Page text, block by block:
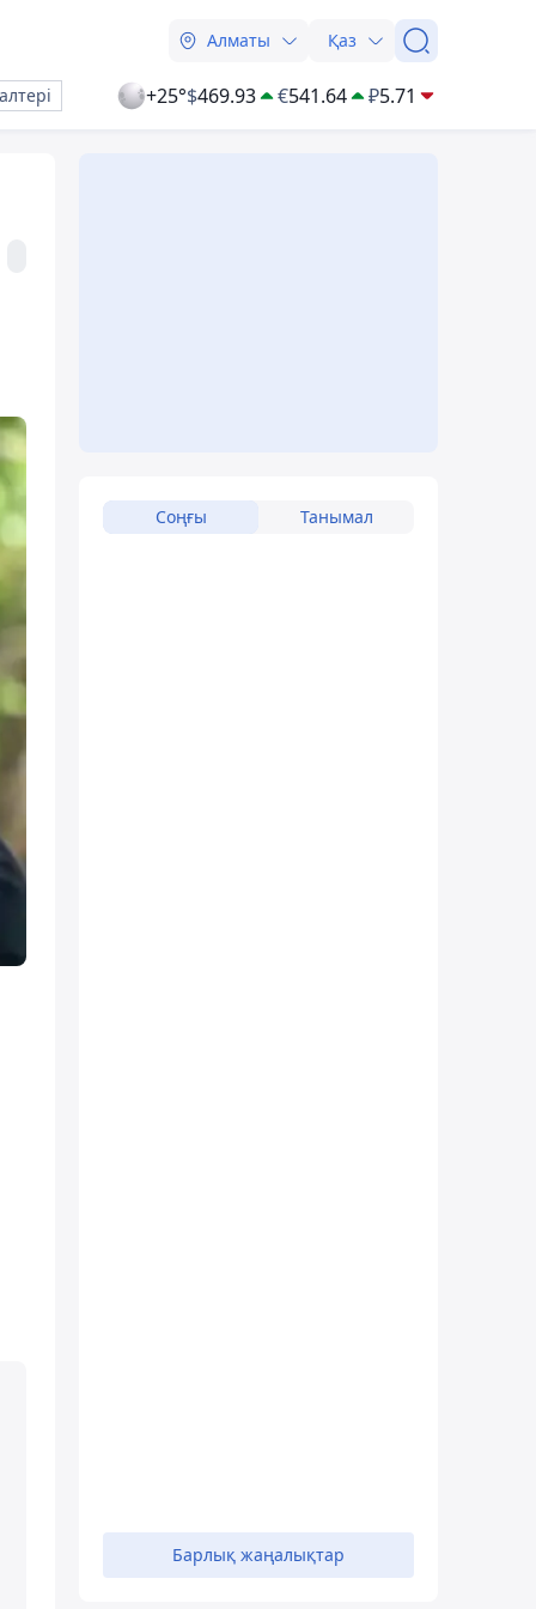
Алматы Қаз
+25°$469.93 €541.64 ₽5.71
Соңғы Танымал
Барлық жаңалықтар